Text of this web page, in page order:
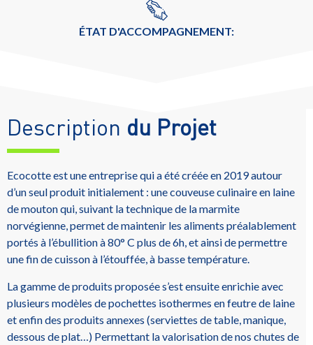
ÉTAT D'ACCOMPAGNEMENT:
Description du Projet
Ecocotteest une entreprise qui a été créée en 2019 autour
d’un seul produit initialement : une couveuse culinaire en laine
de mouton qui, suivant la technique de la marmite
norvégienne, permet de maintenir les aliments préalablement
portés à l’ébullition à 80° C plus de6h, et ainsi de permettre
une fin de cuisson à l’étouffée, à basse température.
La gamme de produits proposée s’est ensuite enrichie avec
plusieurs modèles de pochettes isothermes en feutre de laine
et enfin des produits annexes (serviettes de table, manique,
dessous de plat…) Permettant la valorisation de nos chutes de